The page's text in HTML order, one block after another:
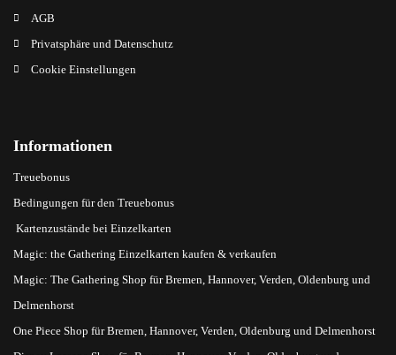
AGB
Privatsphäre und Datenschutz
Cookie Einstellungen
Informationen
Treuebonus
Bedingungen für den Treuebonus
Kartenzustände bei Einzelkarten
Magic: the Gathering Einzelkarten kaufen & verkaufen
Magic: The Gathering Shop für Bremen, Hannover, Verden, Oldenburg und
Delmenhorst
One Piece Shop für Bremen, Hannover, Verden, Oldenburg und Delmenhorst